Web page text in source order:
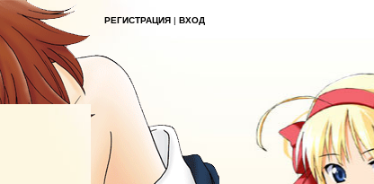
РЕГИСТРАЦИЯ | ВХОД